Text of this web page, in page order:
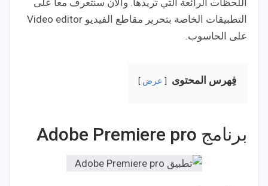
اللحظات الرائعة التي تريدها. والآن سنتعرف معا على
التطبيقات الخاصة بتحرير مقاطع الفيديو Video editor
على الحاسوب.
فِهرس المحتوى عرض
برنامج Adobe Premiere pro